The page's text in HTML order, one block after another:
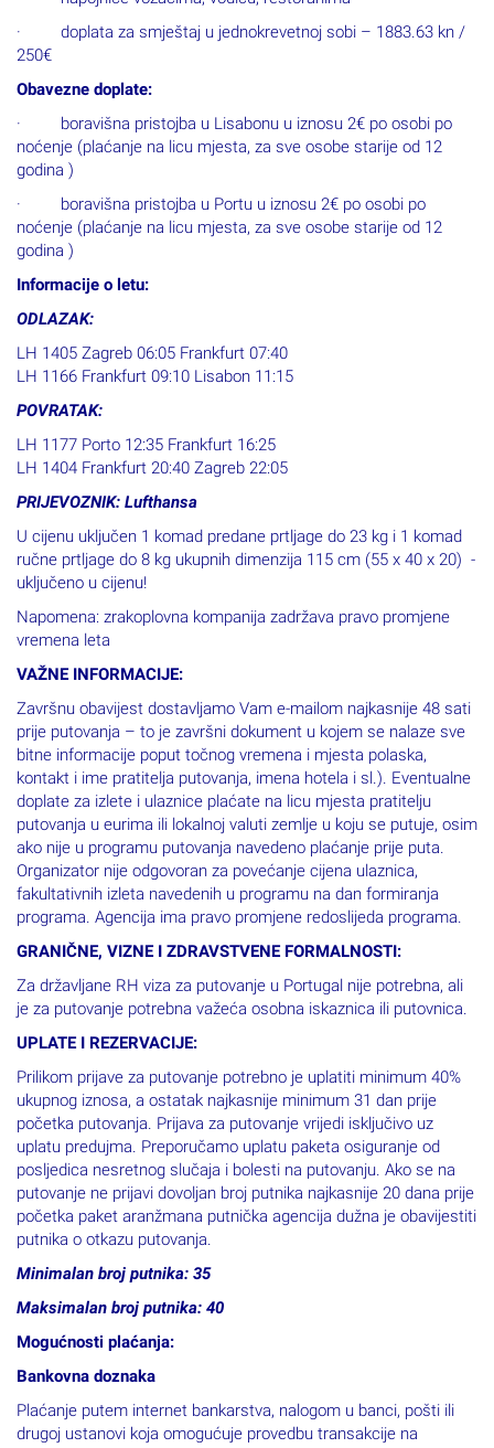
· doplata za smještaj u jednokrevetnoj sobi – 1883.63 kn /
250€
· boravišna pristojba u Lisabonu u iznosu 2€ po osobi po
noćenje (plaćanje na licu mjesta, za sve osobe starije od 12
godina )
· boravišna pristojba u Portu u iznosu 2€ po osobi po
noćenje (plaćanje na licu mjesta, za sve osobe starije od 12
godina )
Informacije o letu:
ODLAZAK:
LH 1166 Frankfurt 09:10 Lisabon 11:15
LH 1404 Frankfurt 20:40 Zagreb 22:05
ručne prtljage do 8 kg ukupnih dimenzija 115 cm (55 x 40 x 20) -
uključeno u cijenu!
Napomena: zrakoplovna kompanija zadržava pravo promjene
vremena leta
prije putovanja – to je završni dokument u kojem se nalaze sve
bitne informacije poput točnog vremena i mjesta polaska,
kontakt i ime pratitelja putovanja, imena hotela i sl.). Eventualne
doplate za izlete i ulaznice plaćate na licu mjesta pratitelju
putovanja u eurima ili lokalnoj valuti zemlje u koju se putuje, osim
ako nije u programu putovanja navedeno plaćanje prije puta.
Organizator nije odgovoran za povećanje cijena ulaznica,
fakultativnih izleta navedenih u programu na dan formiranja
programa. Agencija ima pravo promjene redoslijeda programa.
GRANIČNE, VIZNE I ZDRAVSTVENE FORMALNOSTI:
Za državljane RH viza za putovanje u Portugal nije potrebna, ali
je za putovanje potrebna važeća osobna iskaznica ili putovnica.
UPLATE I REZERVACIJE:
ukupnog iznosa, a ostatak najkasnije minimum 31 dan prije
početka putovanja. Prijava za putovanje vrijedi isključivo uz
uplatu predujma. Preporučamo uplatu paketa osiguranje od
posljedica nesretnog slučaja i bolesti na putovanju. Ako se na
putovanje ne prijavi dovoljan broj putnika najkasnije 20 dana prije
početka paket aranžmana putnička agencija dužna je obavijestiti
putnika o otkazu putovanja.
Minimalan broj putnika: 35
Maksimalan broj putnika: 40
Mogućnosti plaćanja:
Bankovna doznaka
drugoj ustanovi koja omogućuje provedbu transakcije na
poslovni račun NIKAL d.o.o.